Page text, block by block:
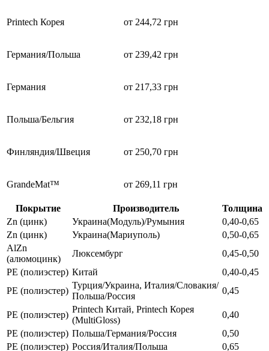
Printech Корея от 244,72 грн
Германия/Польша от 239,42 грн
Германия от 217,33 грн
Польша/Бельгия от 232,18 грн
Финляндия/Швеция от 250,70 грн
GrandeMat™ от 269,11 грн
Покрытие Производитель
Толщина
Zn (цинк)
Украина(Модуль)/Румыния
0,40-0,65
Zn (цинк)
Украина(Мариуполь)
0,50-0,65
AlZn
(алюмоцинк)
Люксембург
0,45-0,50
РЕ (полиэстер) Китай
0,40-0,45
РЕ (полиэстер)
Турция/Украина, Италия/Словакия/
Польша/Россия
0,45
РЕ (полиэстер)
Printech Китай, Printech Корея
(MultiGloss)
0,40
РЕ (полиэстер) Польша/Германия/Россия
0,50
РЕ (полиэстер) Россия/Италия/Польша
0,65